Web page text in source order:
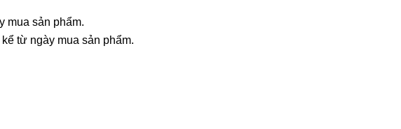
mua sản phẩm.
từ ngày mua sản phẩm.